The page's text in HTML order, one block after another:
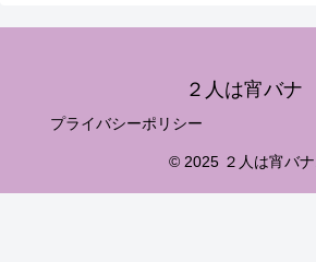
２人は宵バナ
プライバシーポリシー
© 2025 ２人は宵バナ.